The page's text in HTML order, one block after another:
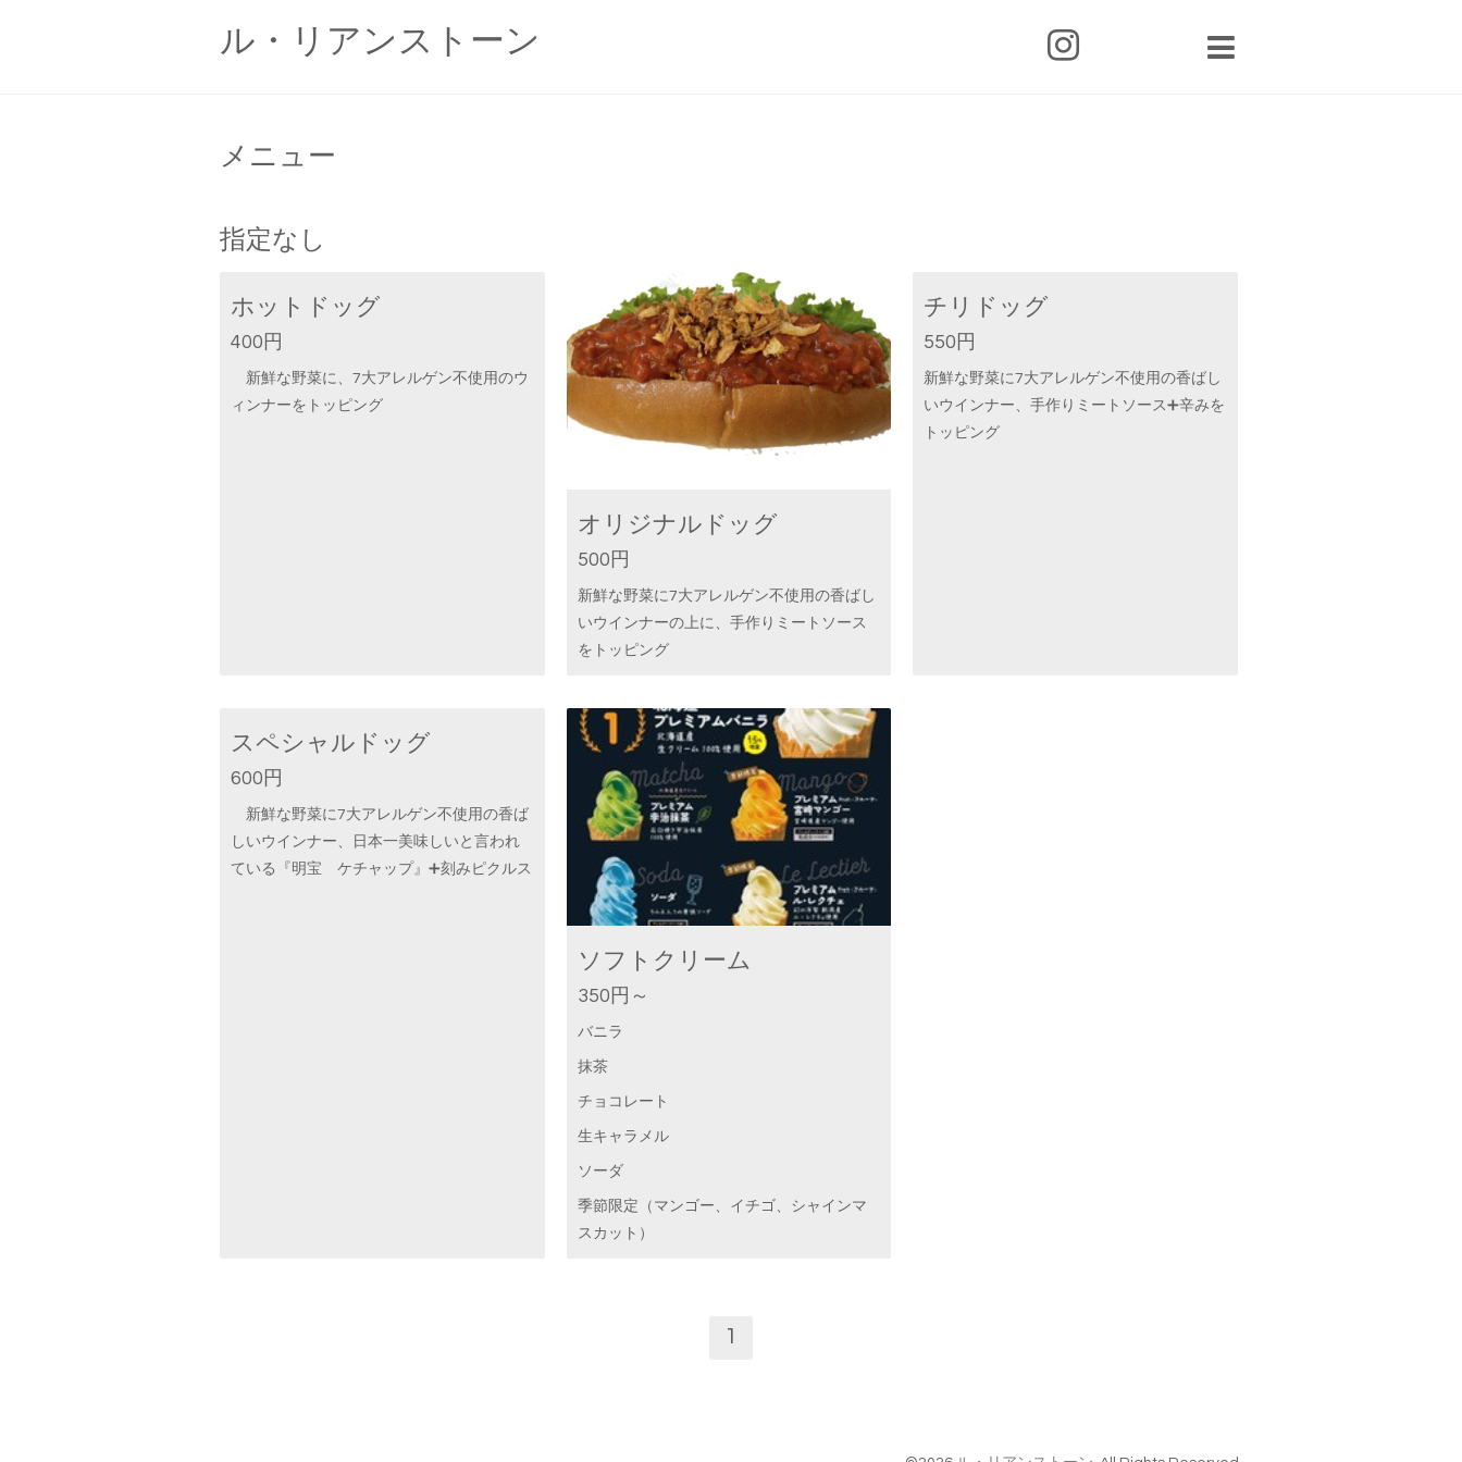
ル・リアンストーン
メニュー
指定なし
ホットドッグ
400円
新鮮な野菜に、7大アレルゲン不使用のウ
ィンナーをトッピング
オリジナルドッグ
500円
新鮮な野菜に7大アレルゲン不使用の香ばし
いウインナーの上に、手作りミートソース
をトッピング
チリドッグ
550円
新鮮な野菜に7大アレルゲン不使用の香ばし
いウインナー、手作りミートソース➕辛みを
トッピング
スペシャルドッグ
600円
新鮮な野菜に7大アレルゲン不使用の香ば
しいウインナー、日本一美味しいと言われ
ている『明宝 ケチャップ』➕刻みピクルス
ソフトクリーム
350円～
バニラ
抹茶
チョコレート
生キャラメル
ソーダ
季節限定（マンゴー、イチゴ、シャインマ
スカット）
1